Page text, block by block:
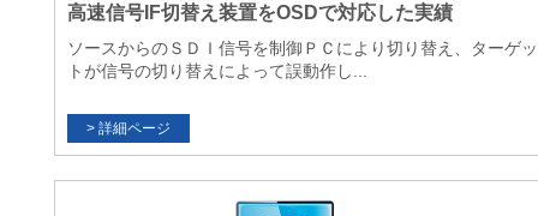
高速信号IF切替え装置をOSDで対応した実績
ソースからのＳＤＩ信号を制御ＰＣにより切り替え、ターゲッ
トが信号の切り替えによって誤動作し...